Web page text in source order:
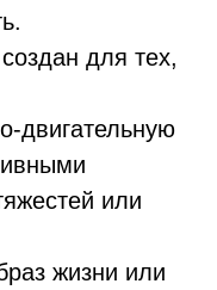
для тех,
двигательную
или
жизни или